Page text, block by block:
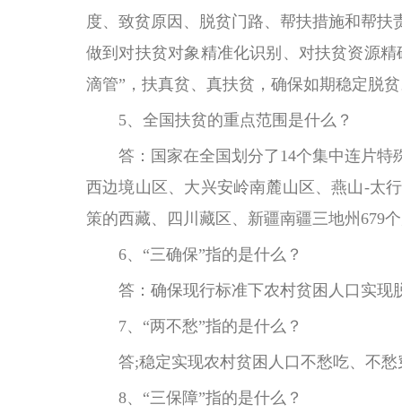
度、致贫原因、脱贫门路、帮扶措施和帮
做到对扶贫对象精准化识别、对扶贫资源
滴管”，扶真贫、真扶贫，确保如期稳定脱
5、全国扶贫的重点范围是什么？
答：国家在全国划分了14个集中连片
西边境山区、大兴安岭南麓山区、燕山-太
策的西藏、四川藏区、新疆南疆三地州679
6、“三确保”指的是什么？
答：确保现行标准下农村贫困人口实
7、“两不愁”指的是什么？
答;稳定实现农村贫困人口不愁吃、不愁
8、“三保障”指的是什么？